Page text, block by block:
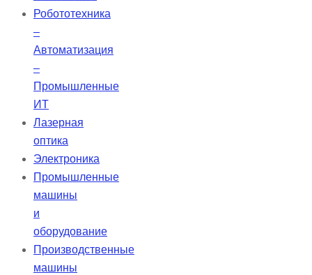
Робототехника
–
Автоматизация
–
Промышленные
ИТ
Лазерная
оптика
Электроника
Промышленные
машины
и
оборудование
Производственные
машины